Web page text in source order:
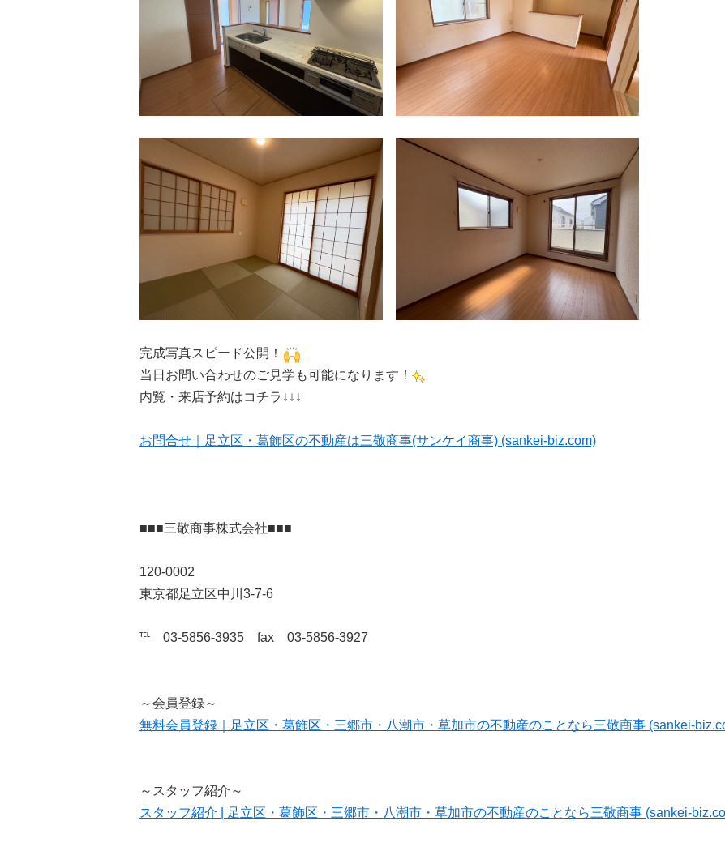
完成写真スピード公開！
当日お問い合わせのご見学も可能になります！
内覧・来店予約はコチラ↓↓↓
お問合せ｜足立区・葛飾区の不動産は三敬商事(サンケイ商事) (sankei-biz.com)
■■■三敬商事株式会社■■■
120-0002
東京都足立区中川3-7-6
℡ 03-5856-3935 fax 03-5856-3927
～会員登録～
無料会員登録｜足立区・葛飾区・三郷市・八潮市・草加市の不動産のことなら三敬商事 (sankei-
～スタッフ紹介～
スタッフ紹介 | 足立区・葛飾区・三郷市・八潮市・草加市の不動産のことなら三敬商事 (sankei-